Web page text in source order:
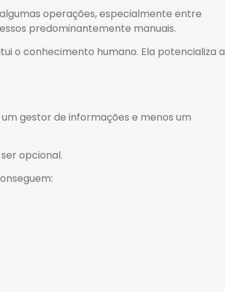
operações, especialmente entre
predominantemente manuais.
o conhecimento humano. Ela potencializa a
gestor de informações e menos um
opcional.